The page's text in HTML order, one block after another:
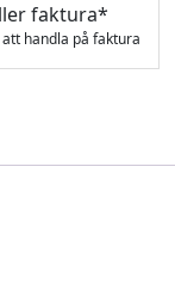
faktura*
handla på faktura